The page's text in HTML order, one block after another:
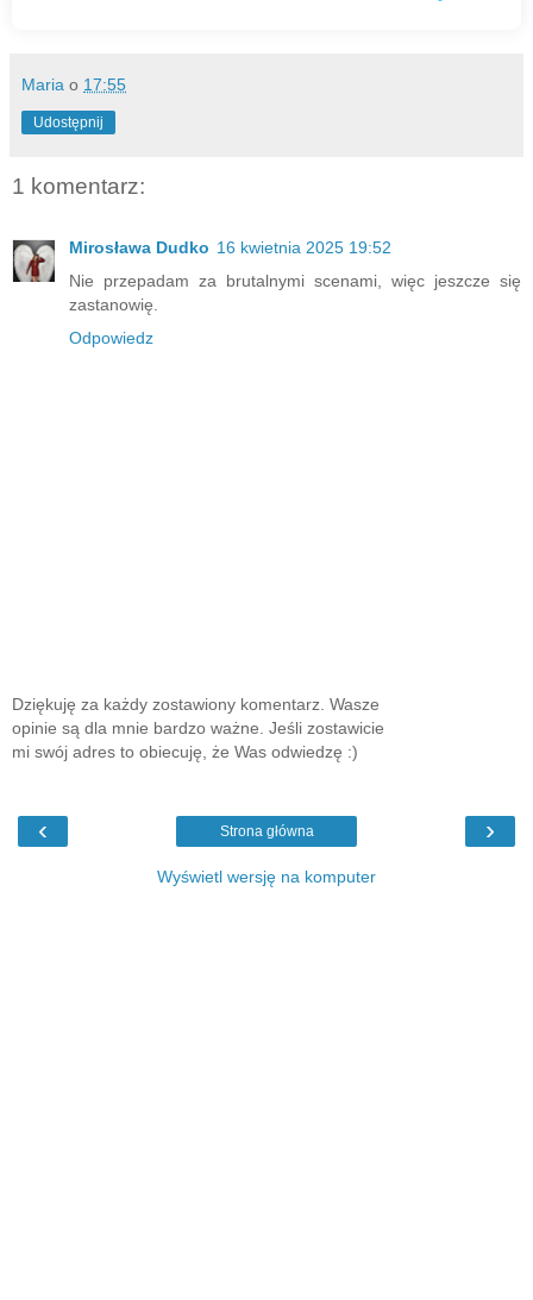
Maria o 17:55
Udostępnij
1 komentarz:
Mirosława Dudko 16 kwietnia 2025 19:52
Nie przepadam za brutalnymi scenami, więc jeszcze się
zastanowię.
Odpowiedz
Dziękuję za każdy zostawiony komentarz. Wasze
opinie są dla mnie bardzo ważne. Jeśli zostawicie
mi swój adres to obiecuję, że Was odwiedzę :)
‹ ›
Strona główna
Wyświetl wersję na komputer